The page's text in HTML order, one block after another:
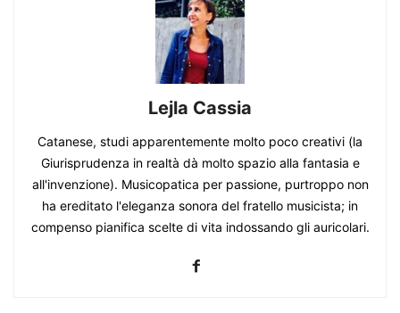
Lejla Cassia
Catanese, studi apparentemente molto poco creativi (la
Giurisprudenza in realtà dà molto spazio alla fantasia e
all'invenzione). Musicopatica per passione, purtroppo non
ha ereditato l'eleganza sonora del fratello musicista; in
compenso pianifica scelte di vita indossando gli auricolari.